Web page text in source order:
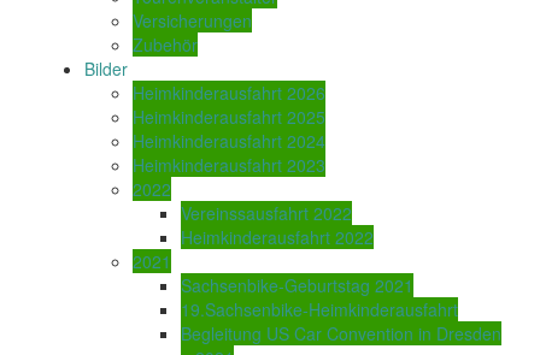
Versicherungen
Zubehör
Bilder
Heimkinderausfahrt 2026
Heimkinderausfahrt 2025
Heimkinderausfahrt 2024
Heimkinderausfahrt 2023
2022
Vereinssausfahrt 2022
Heimkinderausfahrt 2022
2021
Sachsenbike-Geburtstag 2021
19.Sachsenbike-Heimkinderausfahrt
Begleitung US Car Convention in Dresden